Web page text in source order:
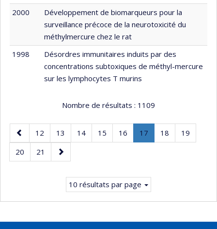
2000
Développement de biomarqueurs pour la
surveillance précoce de la neurotoxicité du
méthylmercure chez le rat
1998
Désordres immunitaires induits par des
concentrations subtoxiques de méthyl-mercure
sur les lymphocytes T murins
Nombre de résultats : 1109
Page
précédente
Page
12 Page
13 Page
14 Page
15 Page
16 Page
17
Page
Page
18 Page
19
Page
20 Page
21
Page
suivante
10 résultats par page